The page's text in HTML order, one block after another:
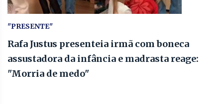
"PRESENTE"
Rafa Justus presenteia irmã com boneca
assustadora da infância e madrasta reage:
"Morria de medo"